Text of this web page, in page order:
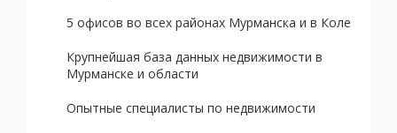
5 офисов во всех районах Мурманска и в Коле
Крупнейшая база данных недвижимости в
Мурманске и области
Опытные специалисты по недвижимости